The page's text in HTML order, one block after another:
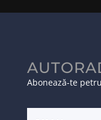
Abonează-te